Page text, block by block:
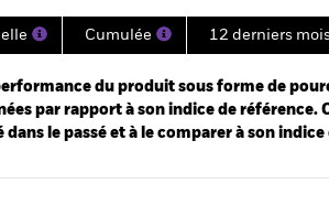
07-31 00:00:00.
Cumulée 12 derniers
du produit sous forme de
par rapport à son indice de référence.
le passé et à le comparer à son